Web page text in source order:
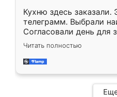
Кухню здесь заказали.
телеграмм. Выбрали
Согласовали день для
недели кухня была уже
довольны работой.
мебель за
Читать полностью